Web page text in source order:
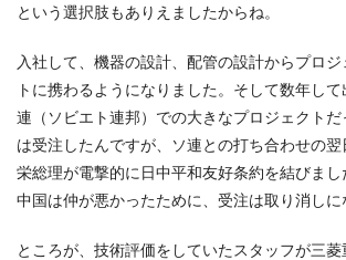
という選択肢もありえましたからね。
入社して、機器の設計、配管の設計からプロ
トに携わるようになりました。そして数年し
連（ソビエト連邦）での大きなプロジェクト
は受注したんですが、ソ連との打ち合わせの翌
栄総理が電撃的に日中平和友好条約を結びまし
中国は仲が悪かったために、受注は取り消しに
ところが、技術評価をしていたスタッフが三